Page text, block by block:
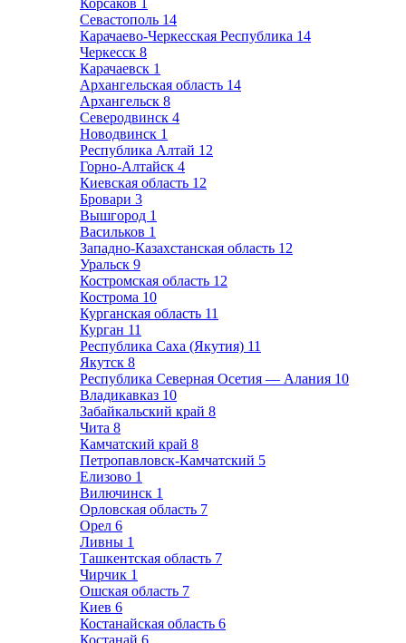
Корсаков 1
Севастополь 14
Карачаево-Черкесская Республика 14
Черкесск 8
Карачаевск 1
Архангельская область 14
Архангельск 8
Северодвинск 4
Новодвинск 1
Республика Алтай 12
Горно-Алтайск 4
Киевская область 12
Бровари 3
Вышгород 1
Васильков 1
Западно-Казахстанская область 12
Уральск 9
Костромская область 12
Кострома 10
Курганская область 11
Курган 11
Республика Саха (Якутия) 11
Якутск 8
Республика Северная Осетия — Алания 10
Владикавказ 10
Забайкальский край 8
Чита 8
Камчатский край 8
Петропавловск-Камчатский 5
Елизово 1
Вилючинск 1
Орловская область 7
Орел 6
Ливны 1
Ташкентская область 7
Чирчик 1
Ошская область 7
Киев 6
Костанайская область 6
Костанай 6